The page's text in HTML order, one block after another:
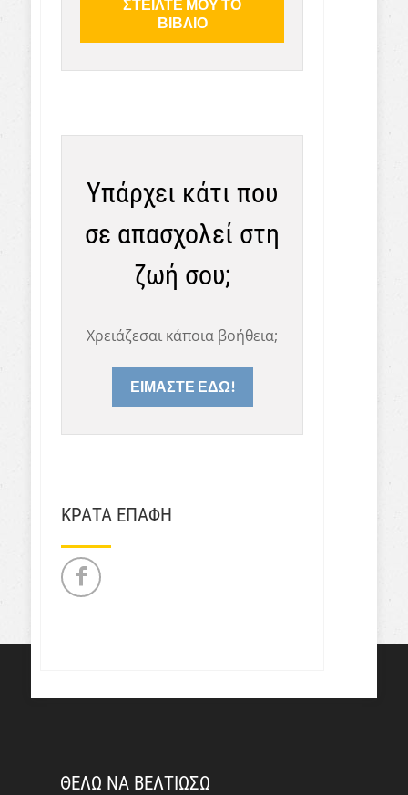
Υπάρχει κάτι που
σε απασχολεί στη
ζωή σου;
Χρειάζεσαι κάποια βοήθεια;
ΕΙΜΑΣΤΕ ΕΔΩ!
ΚΡΑΤΑ ΕΠΑΦΗ
ΘΕΛΩ ΝΑ ΒΕΛΤΙΩΣΩ